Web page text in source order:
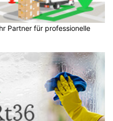
Partner für professionelle